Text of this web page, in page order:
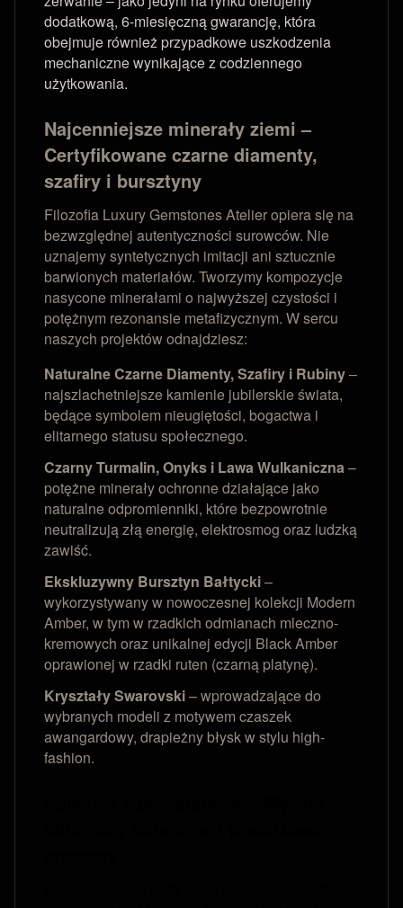
dodatkową, 6-miesięczną gwarancję, która
obejmuje również przypadkowe uszkodzenia
mechaniczne wynikające z codziennego
użytkowania.
Najcenniejsze minerały ziemi –
Certyfikowane czarne diamenty,
szafiry i bursztyny
Filozofia Luxury Gemstones Atelier opiera się na
bezwzględnej autentyczności surowców. Nie
uznajemy syntetycznych imitacji ani sztucznie
barwionych materiałów. Tworzymy kompozycje
nasycone minerałami o najwyższej czystości i
potężnym rezonansie metafizycznym. W sercu
naszych projektów odnajdziesz:
Naturalne Czarne Diamenty, Szafiry i Rubiny–
najszlachetniejsze kamienie jubilerskie świata,
będące symbolem nieugiętości, bogactwa i
elitarnego statusu społecznego.
Czarny Turmalin, Onyks i Lawa Wulkaniczna–
potężne minerały ochronne działające jako
naturalne odpromienniki, które bezpowrotnie
neutralizują złą energię, elektrosmog oraz ludzką
zawiść.
Ekskluzywny Bursztyn Bałtycki–
wykorzystywany w nowoczesnej kolekcji Modern
Amber, w tym w rzadkich odmianach mleczno-
kremowych oraz unikalnej edycji Black Amber
oprawionej w rzadki ruten (czarną platynę).
Kryształy Swarovski– wprowadzające do
wybranych modeli z motywem czaszek
awangardowy, drapieżny błysk w stylu high-
fashion.